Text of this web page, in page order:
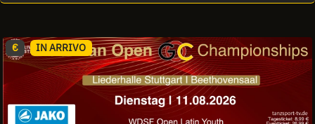
€ IN ARRIVO